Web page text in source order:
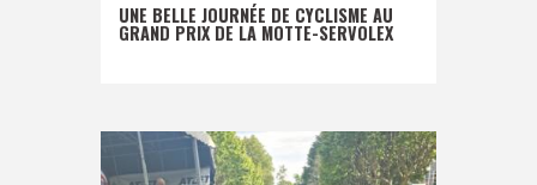
UNE BELLE JOURNÉE DE CYCLISME AU
GRAND PRIX DE LA MOTTE-SERVOLEX